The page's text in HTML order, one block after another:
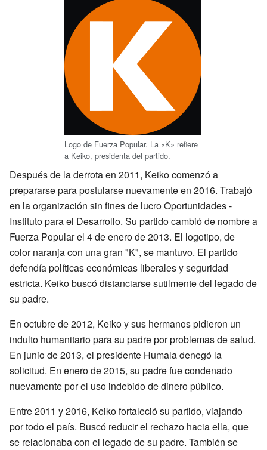
Logo de Fuerza Popular. La «K» refiere
a Keiko, presidenta del partido.
Después de la derrota en 2011, Keiko comenzó a
prepararse para postularse nuevamente en 2016. Trabajó
en la organización sin fines de lucro Oportunidades -
Instituto para el Desarrollo. Su partido cambió de nombre a
Fuerza Popular el 4 de enero de 2013. El logotipo, de
color naranja con una gran "K", se mantuvo. El partido
defendía políticas económicas liberales y seguridad
estricta. Keiko buscó distanciarse sutilmente del legado de
su padre.
En octubre de 2012, Keiko y sus hermanos pidieron un
indulto humanitario para su padre por problemas de salud.
En junio de 2013, el presidente Humala denegó la
solicitud. En enero de 2015, su padre fue condenado
nuevamente por el uso indebido de dinero público.
Entre 2011 y 2016, Keiko fortaleció su partido, viajando
por todo el país. Buscó reducir el rechazo hacia ella, que
se relacionaba con el legado de su padre. También se